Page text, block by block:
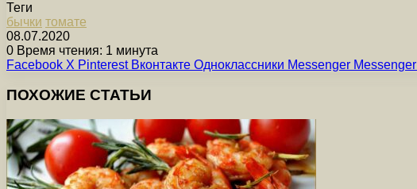
Теги
бычки томате
08.07.2020
0 Время чтения: 1 минута
Facebook X Pinterest Вконтакте Одноклассники Messenger Messenger
ПОХОЖИЕ СТАТЬИ